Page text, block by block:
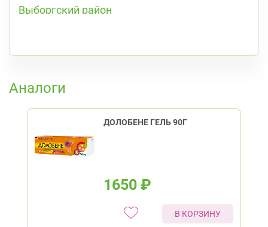
Выборгский район
Калининский район
Проспект Просвещения, д. 91 (Киришская ул.,
Гражданский пр.
пр. Науки, д. 19, к. 2
пр. Ветеранов, д. 109, к. 1
Проспект Ветеранов
Аналоги
ДОЛОБЕНЕ ГЕЛЬ 90Г
1650 ₽
В КОРЗИНУ